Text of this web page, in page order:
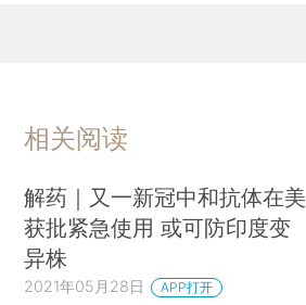
相关阅读
解药｜又一新冠中和抗体在美
获批紧急使用 或可防印度变
异株
2021年05月28日 APP打开